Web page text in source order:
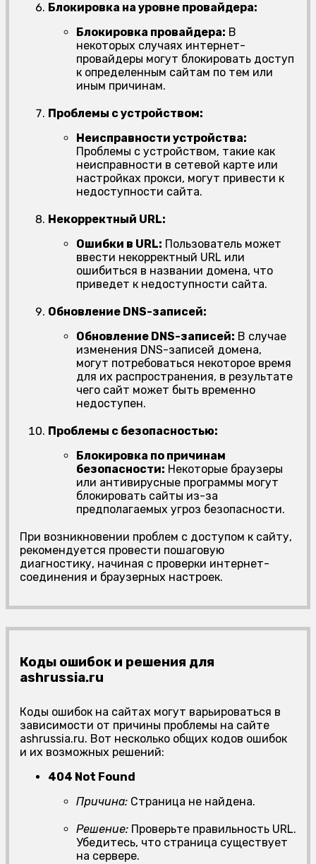
Блокировка на уровне провайдера:
Блокировка провайдера: В
некоторых случаях интернет-
провайдеры могут блокировать доступ
к определенным сайтам по тем или
иным причинам.
Проблемы с устройством:
Неисправности устройства:
Проблемы с устройством, такие как
неисправности в сетевой карте или
настройках прокси, могут привести к
недоступности сайта.
Некорректный URL:
Ошибки в URL: Пользователь может
ввести некорректный URL или
ошибиться в названии домена, что
приведет к недоступности сайта.
Обновление DNS-записей:
Обновление DNS-записей: В случае
изменения DNS-записей домена,
могут потребоваться некоторое время
для их распространения, в результате
чего сайт может быть временно
недоступен.
Проблемы с безопасностью:
Блокировка по причинам
безопасности: Некоторые браузеры
или антивирусные программы могут
блокировать сайты из-за
предполагаемых угроз безопасности.
При возникновении проблем с доступом к сайту,
рекомендуется провести пошаговую
диагностику, начиная с проверки интернет-
соединения и браузерных настроек.
Коды ошибок и решения для
ashrussia.ru
Коды ошибок на сайтах могут варьироваться в
зависимости от причины проблемы на сайте
ashrussia.ru. Вот несколько общих кодов ошибок
и их возможных решений:
404 Not Found
Причина: Страница не найдена.
Решение: Проверьте правильность URL.
Убедитесь, что страница существует
на сервере.